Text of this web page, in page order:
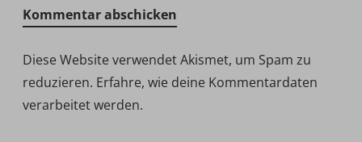
Diese Website verwendet Akismet, um Spam zu
reduzieren. Erfahre, wie deine Kommentardaten
verarbeitet werden.